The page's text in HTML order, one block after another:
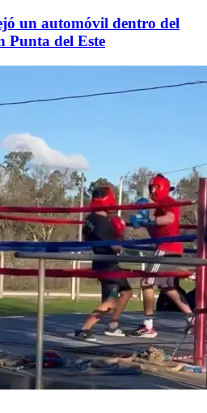
un automóvil dentro del
Punta del Este